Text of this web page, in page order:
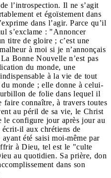
l’introspection. Il ne s’agit
et égoïstement dans
dans l’agir. Parce qu’il
s’exclame : "Annoncer
titre de gloire ; c’est une
à moi si je n’annonçais
Bonne Nouvelle n’est pas
du monde, une
à la vie de tout
monde ; elle donne à celui-
de folie dans lequel il
faire connaître, à travers toutes
au péril de sa vie, le Christ
le configure jour après jour au
il aux chrétiens de
été saisi moi-même par
à Dieu, tel est le "culte
au quotidien. Sa prière, don
dans son